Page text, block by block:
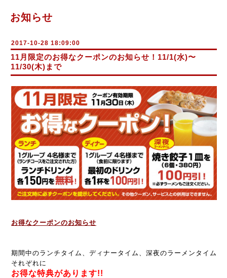
お知らせ
2017-10-28 18:09:00
11月限定のお得なクーポンのお知らせ！11/1(水)〜
11/30(木)まで
お得なクーポンのお知らせ
期間中のランチタイム、ディナータイム、 深夜のラーメンタイム
それぞれに
お得な特典があります!!